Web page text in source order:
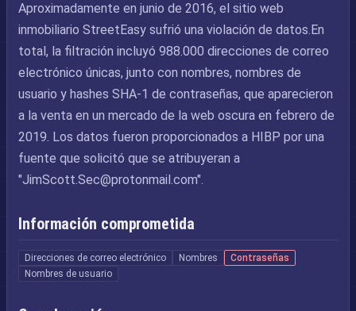
Aproximadamente en junio de 2016, el sitio web
inmobiliario StreetEasy sufrió una violación de datos.En
total, la filtración incluyó 988.000 direcciones de correo
electrónico únicas, junto con nombres, nombres de
usuario y hashes SHA-1 de contraseñas, que aparecieron
a la venta en un mercado de la web oscura en febrero de
2019. Los datos fueron proporcionados a HIBP por una
fuente que solicitó que se atribuyeran a
"JimScott.Sec@protonmail.com".
Información comprometida
Direcciones de correo electrónico Nombres
Contraseñas
Nombres de usuario